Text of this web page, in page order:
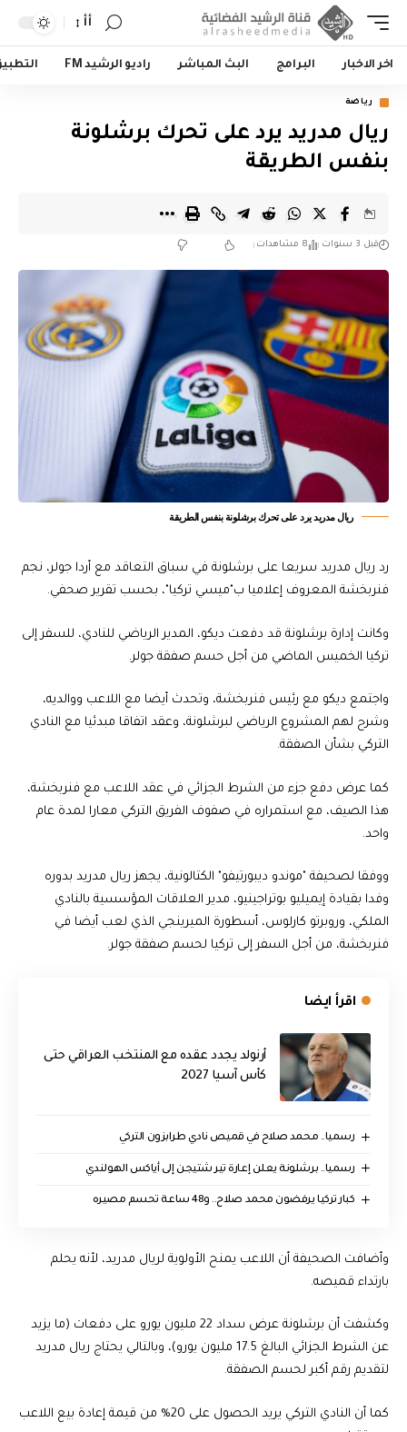
أأ
اخر الاخبار البرامج البث المباشر راديو الرشيد FM
رياضة
ريال مدريد يرد على تحرك برشلونة
بنفس الطريقة
قبل 3 سنوات 8 مشاهدات
ريال مدريد يرد على تحرك برشلونة بنفس الطريقة
رد ريال مدريد سريعا على برشلونة في سباق التعاقد مع أردا جولر، نجم
فنربخشة المعروف إعلاميا ب"ميسي تركيا"، بحسب تقرير صحفي.
وكانت إدارة برشلونة قد دفعت ديكو، المدير الرياضي للنادي، للسفر إلى
تركيا الخميس الماضي من أجل حسم صفقة جولر.
واجتمع ديكو مع رئيس فنربخشة، وتحدث أيضا مع اللاعب ووالديه،
وشرح لهم المشروع الرياضي لبرشلونة، وعقد اتفاقا مبدئيا مع النادي
التركي بشأن الصفقة.
كما عرض دفع جزء من الشرط الجزائي في عقد اللاعب مع فنربخشة،
هذا الصيف، مع استمراره في صفوف الفريق التركي معارا لمدة عام
واحد.
ووفقا لصحيفة "موندو ديبورتيفو" الكتالونية، يجهز ريال مدريد بدوره
وفدا بقيادة إيميليو بوتراجينيو، مدير العلاقات المؤسسية بالنادي
الملكي، وروبرتو كارلوس، أسطورة الميرينجي الذي لعب أيضا في
فنربخشة، من أجل السفر إلى تركيا لحسم صفقة جولر.
اقرأ ايضا
أرنولد يجدد عقده مع المنتخب العراقي حتى
كأس آسيا 2027
رسميا.. محمد صلاح في قميص نادي طرابزون التركي
رسميا.. برشلونة يعلن إعارة تير شتيجن إلى أياكس الهولندي
كبار تركيا يرفضون محمد صلاح.. و48 ساعة تحسم مصيره
وأضافت الصحيفة أن اللاعب يمنح الأولوية لريال مدريد، لأنه يحلم
بارتداء قميصه.
وكشفت أن برشلونة عرض سداد 22 مليون يورو على دفعات (ما يزيد
عن الشرط الجزائي البالغ 17.5 مليون يورو)، وبالتالي يحتاج ريال مدريد
لتقديم رقم أكبر لحسم الصفقة.
كما أن النادي التركي يريد الحصول على 20% من قيمة إعادة بيع اللاعب